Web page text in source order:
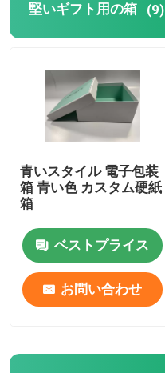
ペーパー食糧皿
液体食品の包装
堅いギフト用の箱 (9)
青いスタイル 電子包装
箱 青い色 カスタム硬紙
箱
ベストプライス
お問い合わせ